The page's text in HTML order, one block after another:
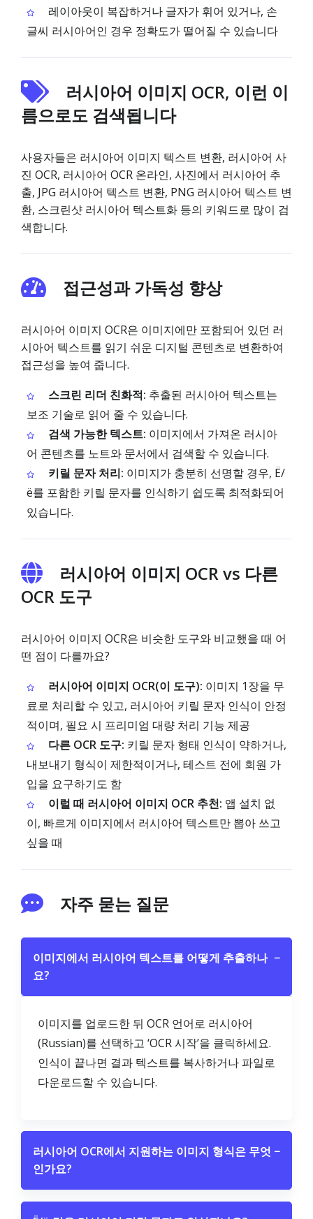
레이아웃이 복잡하거나 글자가 휘어 있거나, 손
글씨 러시아어인 경우 정확도가 떨어질 수 있습니다
러시아어 이미지 OCR, 이런 이
름으로도 검색됩니다
사용자들은 러시아어 이미지 텍스트 변환, 러시아어 사
진 OCR, 러시아어 OCR 온라인, 사진에서 러시아어 추
출, JPG 러시아어 텍스트 변환, PNG 러시아어 텍스트 변
환, 스크린샷 러시아어 텍스트화 등의 키워드로 많이 검
색합니다.
접근성과 가독성 향상
러시아어 이미지 OCR은 이미지에만 포함되어 있던 러
시아어 텍스트를 읽기 쉬운 디지털 콘텐츠로 변환하여
접근성을 높여 줍니다.
스크린 리더 친화적: 추출된 러시아어 텍스트는
보조 기술로 읽어 줄 수 있습니다.
검색 가능한 텍스트: 이미지에서 가져온 러시아
어 콘텐츠를 노트와 문서에서 검색할 수 있습니다.
키릴 문자 처리: 이미지가 충분히 선명할 경우, Ё/
ё를 포함한 키릴 문자를 인식하기 쉽도록 최적화되어
있습니다.
러시아어 이미지 OCR vs 다른
OCR 도구
러시아어 이미지 OCR은 비슷한 도구와 비교했을 때 어
떤 점이 다를까요?
러시아어 이미지 OCR(이 도구): 이미지 1장을 무
료로 처리할 수 있고, 러시아어 키릴 문자 인식이 안정
적이며, 필요 시 프리미엄 대량 처리 기능 제공
다른 OCR 도구: 키릴 문자 형태 인식이 약하거나,
내보내기 형식이 제한적이거나, 테스트 전에 회원 가
입을 요구하기도 함
이럴 때 러시아어 이미지 OCR 추천: 앱 설치 없
이, 빠르게 이미지에서 러시아어 텍스트만 뽑아 쓰고
싶을 때
자주 묻는 질문
이미지에서 러시아어 텍스트를 어떻게 추출하나
요?
−
이미지를 업로드한 뒤 OCR 언어로 러시아어
(Russian)를 선택하고 ‘OCR 시작’을 클릭하세요.
인식이 끝나면 결과 텍스트를 복사하거나 파일로
다운로드할 수 있습니다.
러시아어 OCR에서 지원하는 이미지 형식은 무엇
인가요?
−